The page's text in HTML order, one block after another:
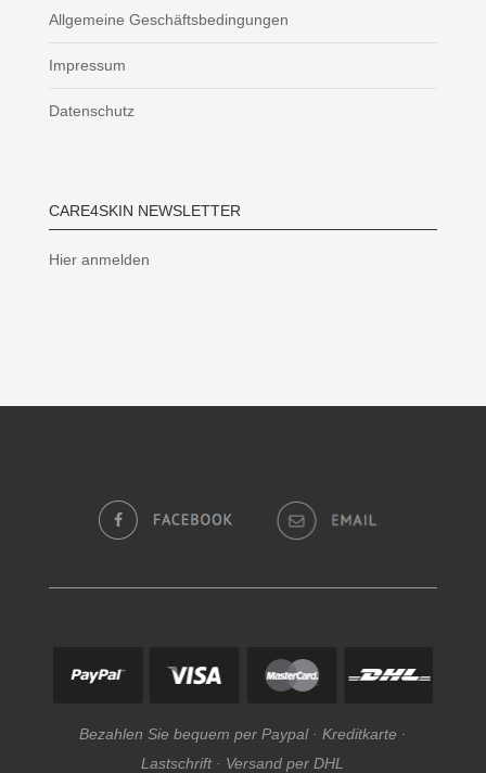
Allgemeine Geschäftsbedingungen
Impressum
Datenschutz
CARE4SKIN NEWSLETTER
Hier anmelden
Bezahlen Sie bequem per Paypal · Kreditkarte ·
Lastschrift · Versand per DHL